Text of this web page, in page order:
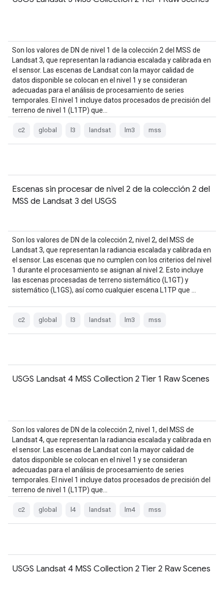
Son los valores de DN de nivel 1 de la colección 2 del MSS de
Landsat 3, que representan la radiancia escalada y calibrada en
el sensor. Las escenas de Landsat con la mayor calidad de
datos disponible se colocan en el nivel 1 y se consideran
adecuadas para el análisis de procesamiento de series
temporales. El nivel 1 incluye datos procesados de precisión del
terreno de nivel 1 (L1TP) que…
c2 global l3 landsat lm3 mss
Escenas sin procesar de nivel 2 de la colección 2 del
MSS de Landsat 3 del USGS
Son los valores de DN de la colección 2, nivel 2, del MSS de
Landsat 3, que representan la radiancia escalada y calibrada en
el sensor. Las escenas que no cumplen con los criterios del nivel
1 durante el procesamiento se asignan al nivel 2. Esto incluye
las escenas procesadas de terreno sistemático (L1GT) y
sistemático (L1GS), así como cualquier escena L1TP que …
c2 global l3 landsat lm3 mss
USGS Landsat 4 MSS Collection 2 Tier 1 Raw Scenes
Son los valores de DN de la colección 2, nivel 1, del MSS de
Landsat 4, que representan la radiancia escalada y calibrada en
el sensor. Las escenas de Landsat con la mayor calidad de
datos disponible se colocan en el nivel 1 y se consideran
adecuadas para el análisis de procesamiento de series
temporales. El nivel 1 incluye datos procesados de precisión del
terreno de nivel 1 (L1TP) que…
c2 global l4 landsat lm4 mss
USGS Landsat 4 MSS Collection 2 Tier 2 Raw Scenes